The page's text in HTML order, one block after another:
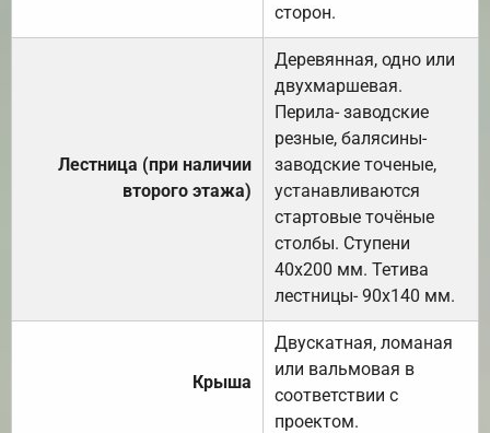
сторон.
Лестница (при наличии
второго этажа)
Деревянная, одно или
двухмаршевая.
Перила- заводские
резные, балясины-
заводские точеные,
устанавливаются
стартовые точёные
столбы. Ступени
40х200 мм. Тетива
лестницы- 90х140 мм.
Крыша
Двускатная, ломаная
или вальмовая в
соответствии с
проектом.